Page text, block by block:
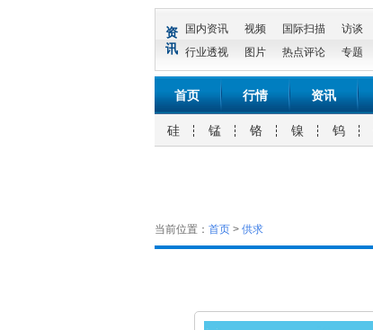
资
讯
国内资讯 视频 国际扫描
访谈
行业透视
图片 热点评论 专题
首页 行情 资讯
硅 锰 铬 镍 钨
当前位置： 首页 > 供求